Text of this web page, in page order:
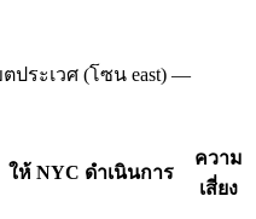
ประเวศ (โซน east) —
ให้ NYC ดำเนินการ
ความ
เสี่ยง